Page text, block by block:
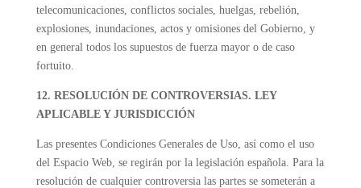
telecomunicaciones, conflictos sociales, huelgas, rebelión,
explosiones, inundaciones, actos y omisiones del Gobierno, y
en general todos los supuestos de fuerza mayor o de caso
fortuito.
12. RESOLUCIÓN DE CONTROVERSIAS. LEY
APLICABLE Y JURISDICCIÓN
Las presentes Condiciones Generales de Uso, así como el uso
del Espacio Web, se regirán por la legislación española. Para la
resolución de cualquier controversia las partes se someterán a